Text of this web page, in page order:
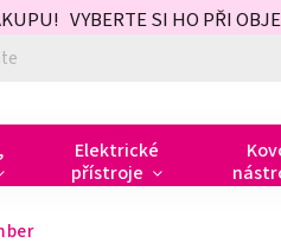
VYBERTE SI HO PŘI
Elektrické
přístroje